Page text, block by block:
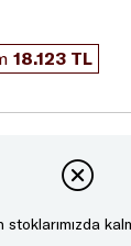
18.123 TL
stoklarımızda